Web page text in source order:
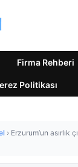
Firma Rehberi
Politikası
› Erzurum’un asırlık